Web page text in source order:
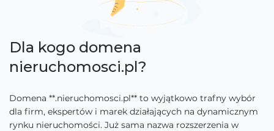
Dla kogo domena
nieruchomosci.pl?
Domena **.nieruchomosci.pl** to wyjątkowo trafny wybór
dla firm, ekspertów i marek działających na dynamicznym
rynku nieruchomości. Już sama nazwa rozszerzenia w